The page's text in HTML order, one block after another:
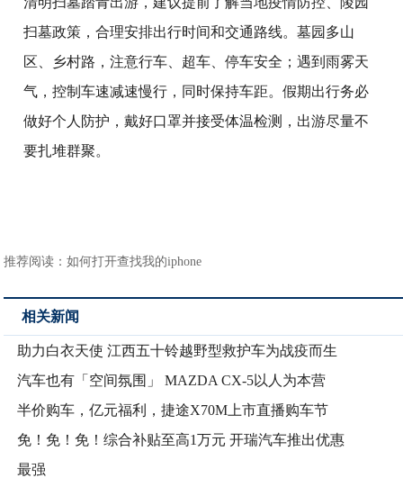
扫墓政策，合理安排出行时间和交通路线。墓园多山
区、乡村路，注意行车、超车、停车安全；遇到雨雾天
气，控制车速减速慢行，同时保持车距。假期出行务必
做好个人防护，戴好口罩并接受体温检测，出游尽量不
要扎堆群聚。
推荐阅读：如何打开查找我的iphone
相关新闻
助力白衣天使 江西五十铃越野型救护车为战疫而生
汽车也有「空间氛围」 MAZDA CX-5以人为本营
半价购车，亿元福利，捷途X70M上市直播购车节
免！免！免！综合补贴至高1万元 开瑞汽车推出优惠
最强